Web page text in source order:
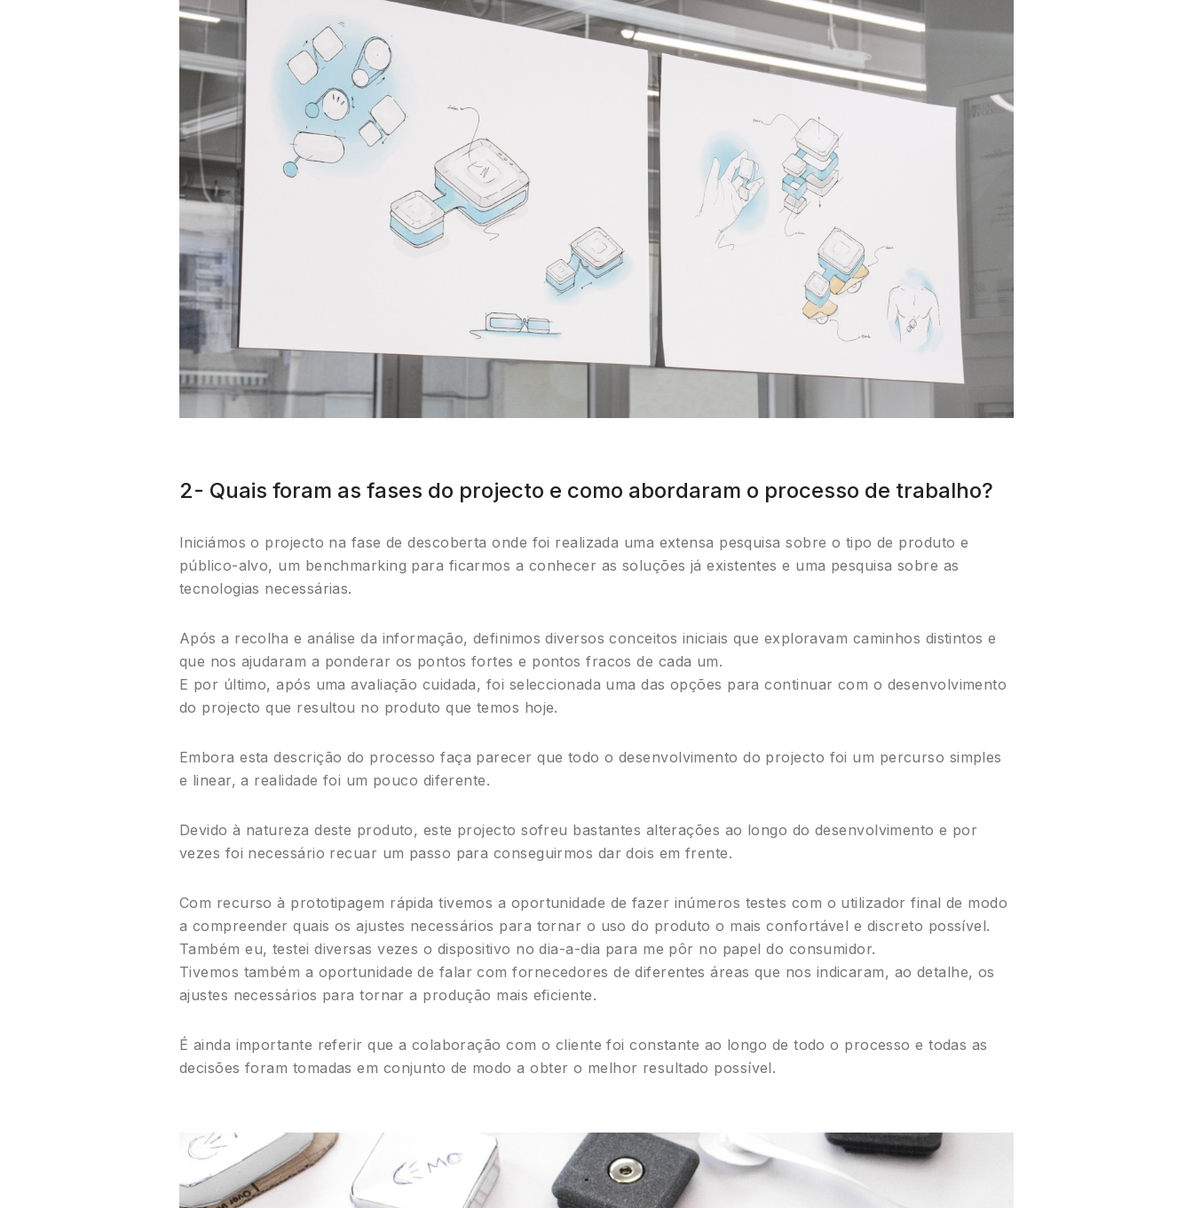
2- Quais foram as fases do projecto e como abordaram o processo de trabalho?
Iniciámos o projecto na fase de descoberta onde foi realizada uma extensa pesquisa sobre o tipo de produto e
público-alvo, um benchmarking para ficarmos a conhecer as soluções já existentes e uma pesquisa sobre as
tecnologias necessárias.
Após a recolha e análise da informação, definimos diversos conceitos iniciais que exploravam caminhos distintos e
que nos ajudaram a ponderar os pontos fortes e pontos fracos de cada um.
E por último, após uma avaliação cuidada, foi seleccionada uma das opções para continuar com o desenvolvimento
do projecto que resultou no produto que temos hoje.
Embora esta descrição do processo faça parecer que todo o desenvolvimento do projecto foi um percurso simples
e linear, a realidade foi um pouco diferente.
Devido à natureza deste produto, este projecto sofreu bastantes alterações ao longo do desenvolvimento e por
vezes foi necessário recuar um passo para conseguirmos dar dois em frente.
Com recurso à prototipagem rápida tivemos a oportunidade de fazer inúmeros testes com o utilizador final de modo
a compreender quais os ajustes necessários para tornar o uso do produto o mais confortável e discreto possível.
Também eu, testei diversas vezes o dispositivo no dia-a-dia para me pôr no papel do consumidor.
Tivemos também a oportunidade de falar com fornecedores de diferentes áreas que nos indicaram, ao detalhe, os
ajustes necessários para tornar a produção mais eficiente.
É ainda importante referir que a colaboração com o cliente foi constante ao longo de todo o processo e todas as
decisões foram tomadas em conjunto de modo a obter o melhor resultado possível.